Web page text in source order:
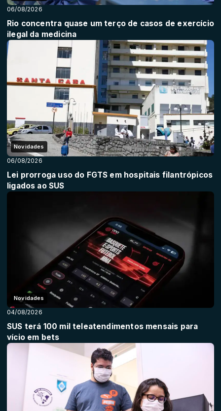
06/08/2026
Rio concentra quase um terço de casos de exercício
ilegal da medicina
Novidades
06/08/2026
Lei prorroga uso do FGTS em hospitais filantrópicos
ligados ao SUS
Novidades
04/08/2026
SUS terá 100 mil teleatendimentos mensais para
vício em bets